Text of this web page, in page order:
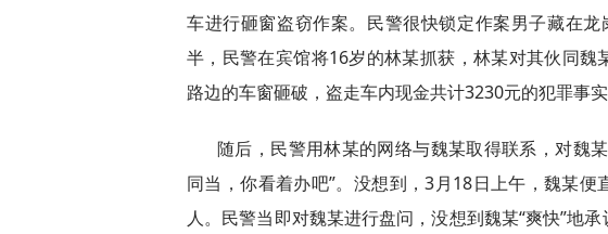
车进行砸窗盗窃作案。民警很快锁定作案男子藏在
半，民警在宾馆将16岁的林某抓获，林某对其伙同
路边的车窗砸破，盗走车内现金共计3230元的犯罪事实
随后，民警用林某的网络与魏某取得联系，对魏
同当，你看着办吧”。没想到，3月18日上午，魏某
人。民警当即对魏某进行盘问，没想到魏某“爽快”地